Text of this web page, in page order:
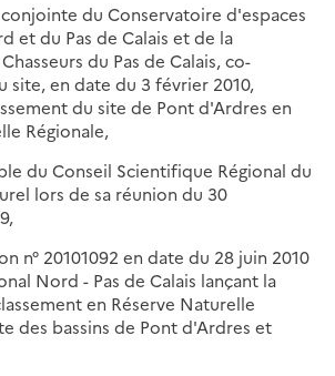
du Conservatoire d'espaces
et du Pas de Calais et de la
du Pas de Calais, co-
site, en date du 3 février 2010,
du site de Pont d'Ardres en
Régionale,
du Conseil Scientifique Régional du
lors de sa réunion du 30
n° 20101092 en date du 28 juin 2010
Nord - Pas de Calais lançant la
en Réserve Naturelle
des bassins de Pont d'Ardres et